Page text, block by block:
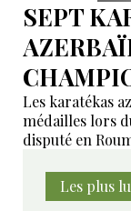
SEPT
Les karatékas
médailles lors
disputé en
Les plus